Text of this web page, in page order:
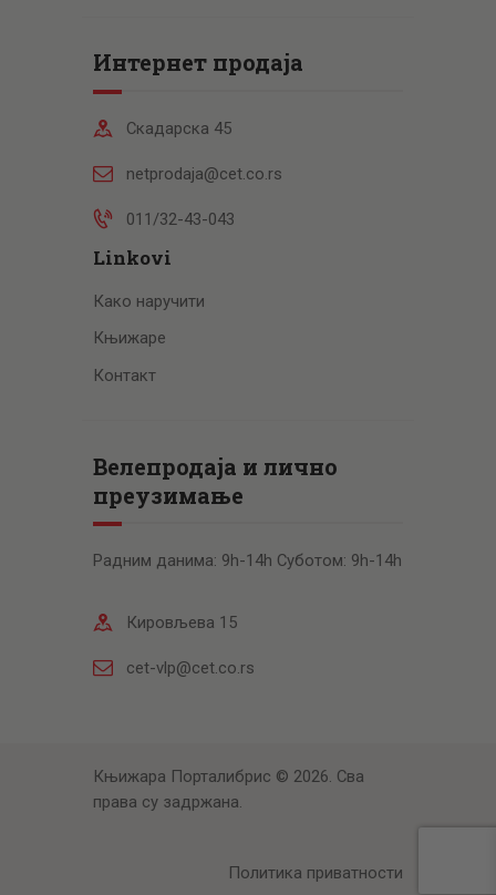
Интернет продаја
Скадарска 45
netprodaja@cet.co.rs
011/32-43-043
Linkovi
Како наручити
Књижаре
Контакт
Велепродаја и лично
преузимање
Радним данима: 9h-14h Суботом: 9h-14h
Кировљева 15
cet-vlp@cet.co.rs
Књижара Порталибрис © 2026. Сва
права су задржана.
Политика приватности